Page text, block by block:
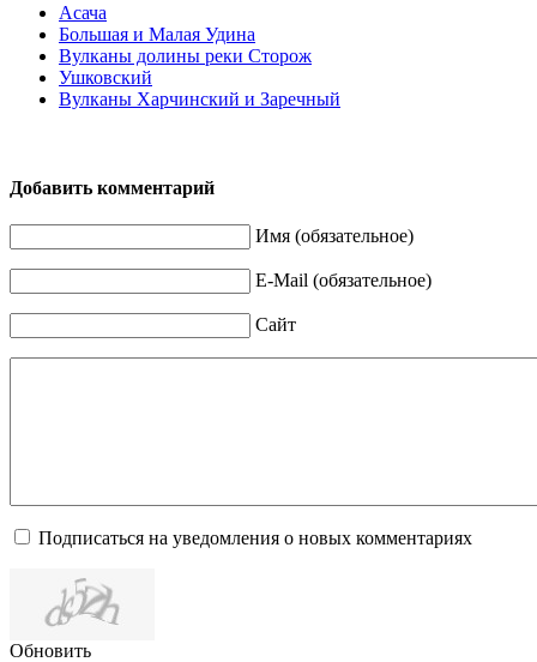
Асача
Большая и Малая Удина
Вулканы долины реки Сторож
Ушковский
Вулканы Харчинский и Заречный
Добавить комментарий
Имя (обязательное)
E-Mail (обязательное)
Сайт
Подписаться на уведомления о новых комментариях
Обновить